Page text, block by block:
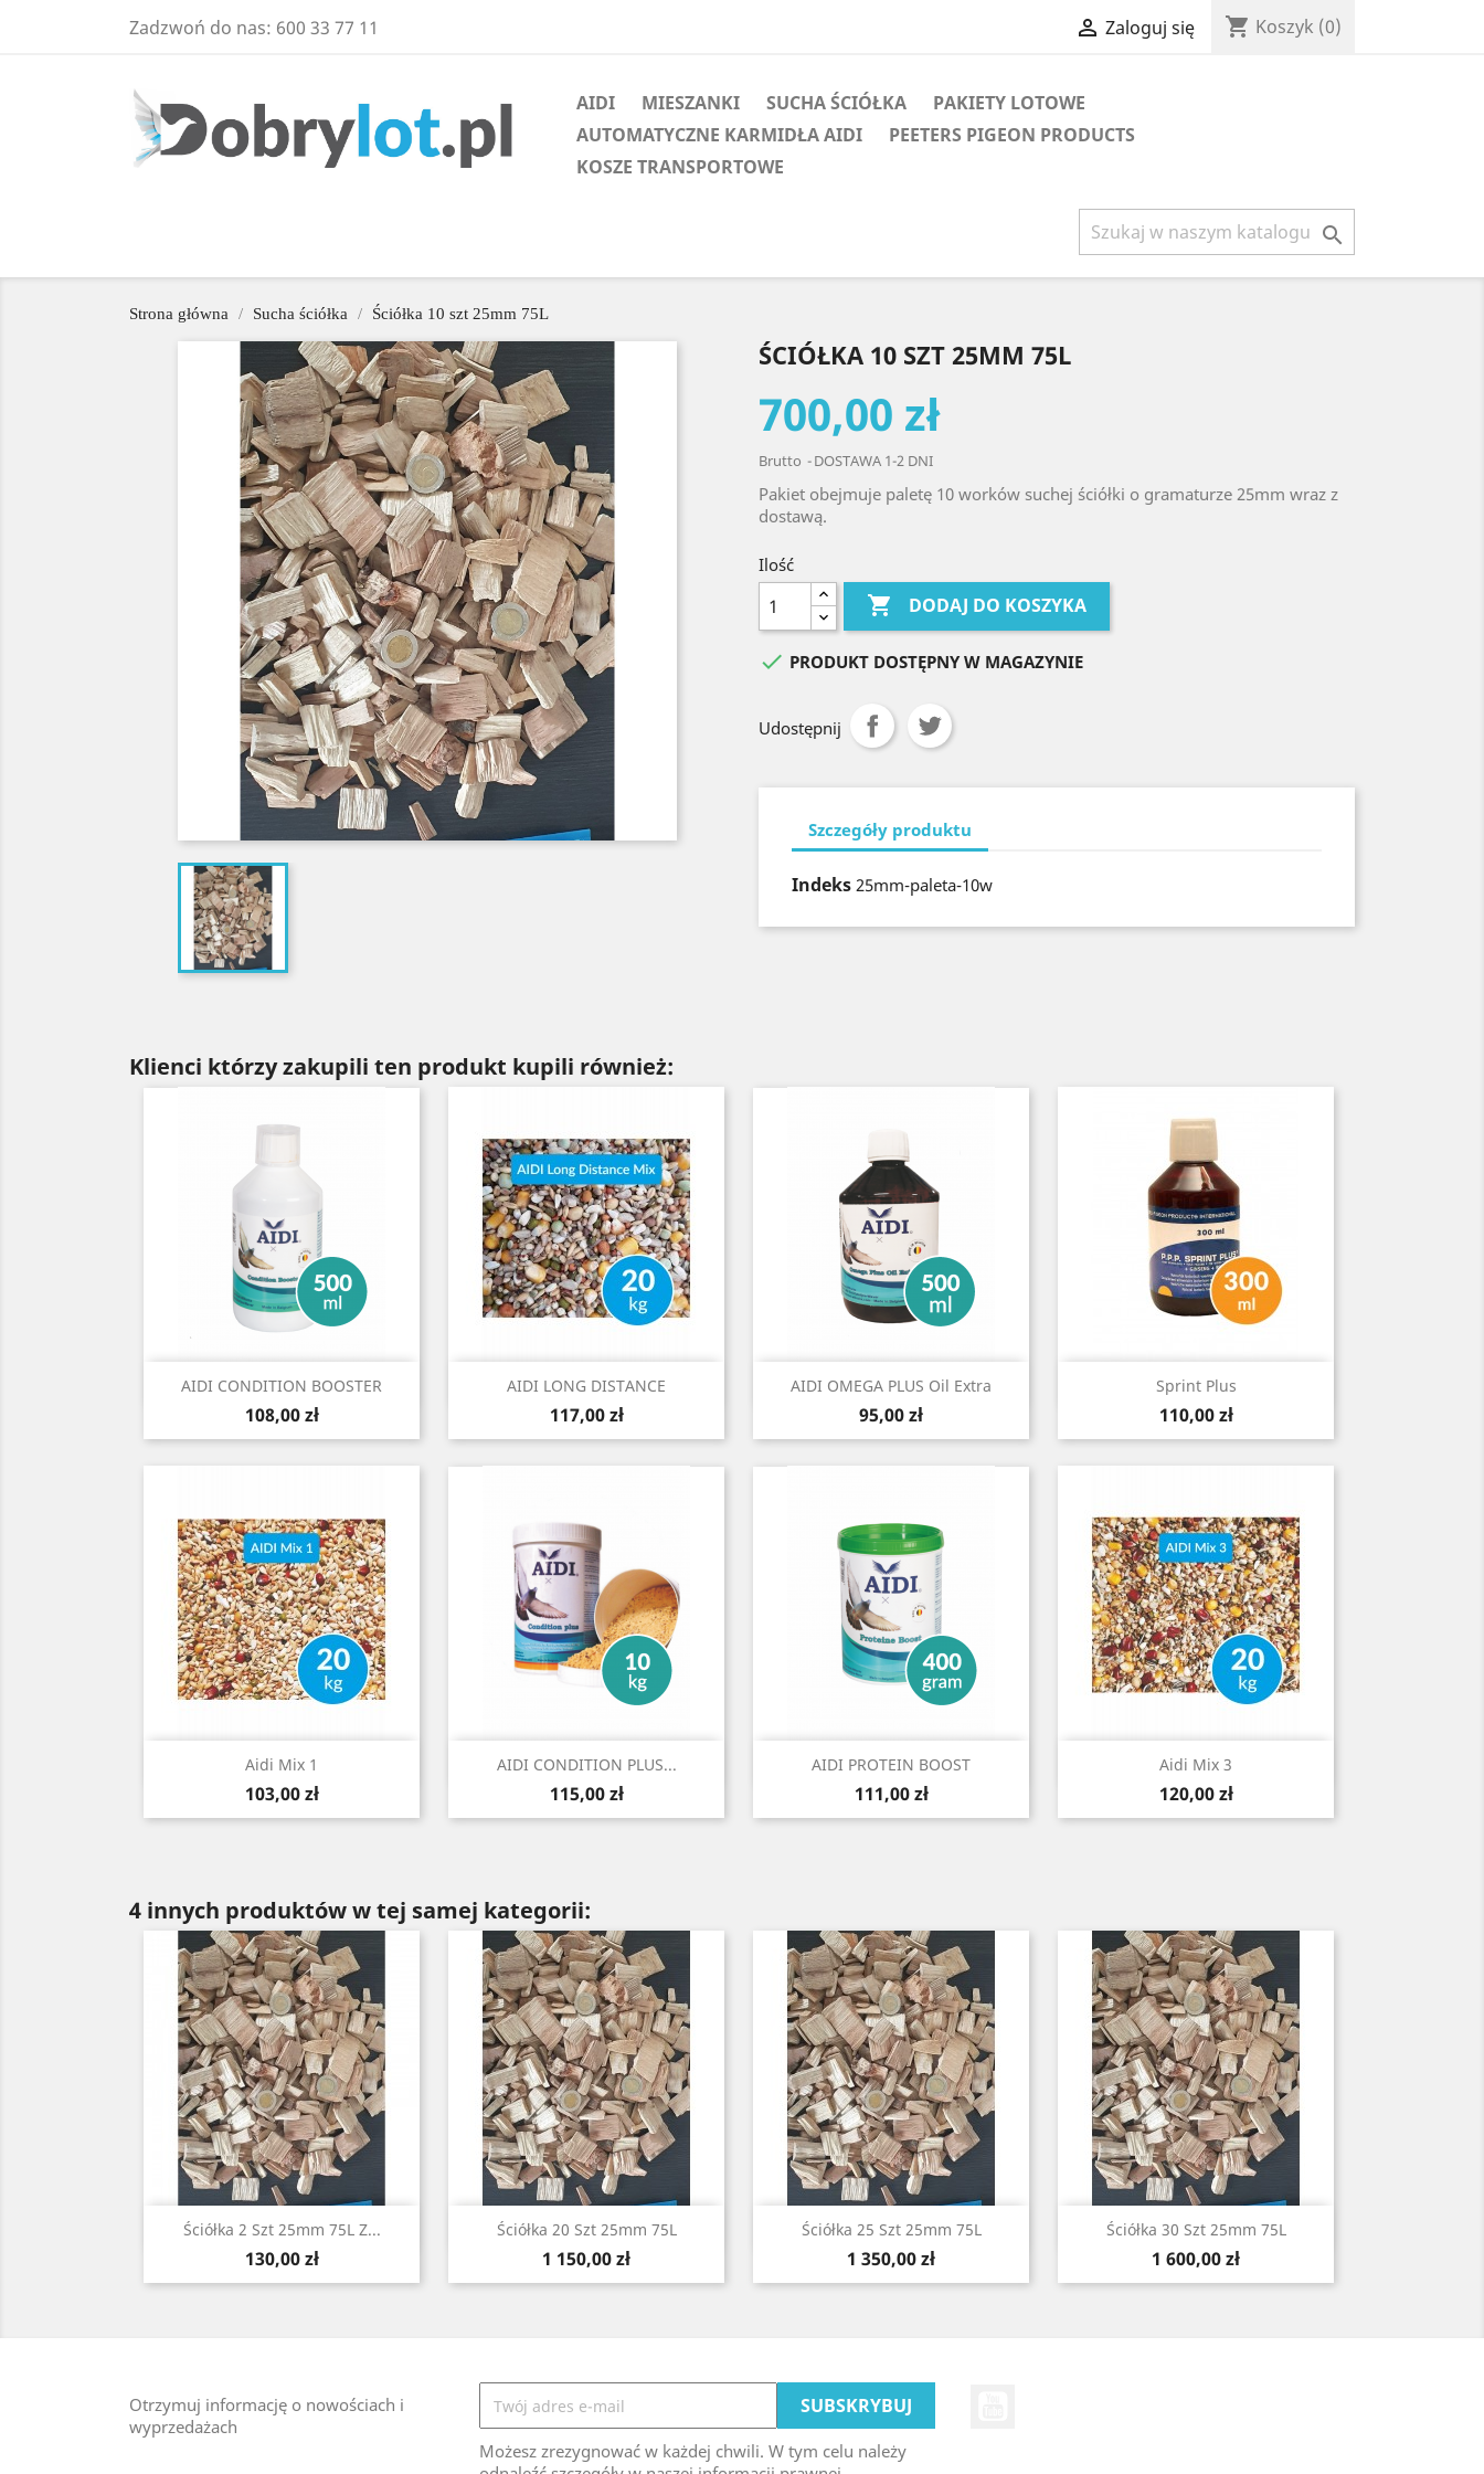
Zadzwoń do nas: 600 33 77 11  Zaloguj się shopping_cart Koszyk (0)
AIDI MIESZANKI SUCHA ŚCIÓŁKA
PAKIETY LOTOWE
AUTOMATYCZNE KARMIDŁA AIDI
PEETERS PIGEON PRODUCTS
KOSZE TRANSPORTOWE

Strona główna Sucha ściółka Ściółka 10 szt 25mm 75L
ŚCIÓŁKA 10 SZT 25MM 75L
700,00 zł
Brutto DOSTAWA 1-2 DNI
Pakiet obejmuje paletę 10 worków suchej ściółki o gramaturze 25mm wraz z
dostawą.
Ilość
 DODAJ DO KOSZYKA
 PRODUKT DOSTĘPNY W MAGAZYNIE
Udostępnij
Szczegóły produktu
Indeks 25mm-paleta-10w
Klienci którzy zakupili ten produkt kupili również:
AIDI CONDITION BOOSTER
Cena
108,00 zł
Szybki podgląd AIDI LONG DISTANCE
Cena
117,00 zł
Szybki podgląd AIDI OMEGA PLUS Oil Extra
Cena
95,00 zł
Szybki podgląd Sprint Plus
Cena
110,00 zł
Szybki podgląd
Aidi Mix 1
Cena
103,00 zł
Szybki podgląd AIDI CONDITION PLUS...
Cena
115,00 zł
 Szybki podgląd AIDI PROTEIN BOOST
Cena
111,00 zł
Szybki podgląd Aidi Mix 3
Cena
120,00 zł
Szybki podgląd
4 innych produktów w tej samej kategorii:
Ściółka 2 Szt 25mm 75L Z...
Cena
130,00 zł
Szybki podgląd Ściółka 20 Szt 25mm 75L
Cena
1 150,00 zł
Szybki podgląd Ściółka 25 Szt 25mm 75L
Cena
1 350,00 zł
Szybki podgląd Ściółka 30 Szt 25mm 75L
Cena
1 600,00 zł
Szybki podgląd
Otrzymuj informację o nowościach i
wyprzedażach
Możesz zrezygnować w każdej chwili. W tym celu należy